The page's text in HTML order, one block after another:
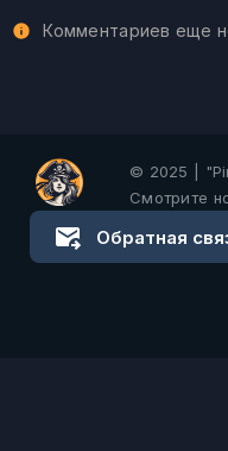
Комментариев еще
© 2025 |
Смотрите
Обратная